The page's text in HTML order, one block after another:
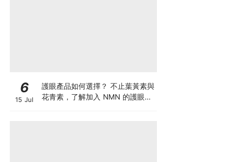
6
15 Jul
護眼產品如何選擇？ 不止葉黃素與
花青素，了解加入 NMN 的護眼方